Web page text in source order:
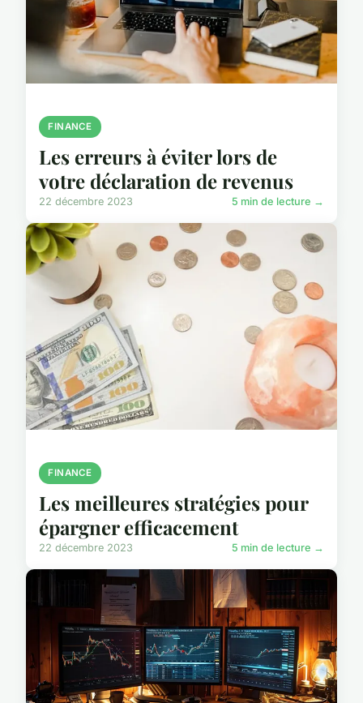
FINANCE
Les erreurs à éviter lors de
votre déclaration de revenus
22 décembre 2023 5 min de lecture →
FINANCE
Les meilleures stratégies pour
épargner efficacement
22 décembre 2023 5 min de lecture →